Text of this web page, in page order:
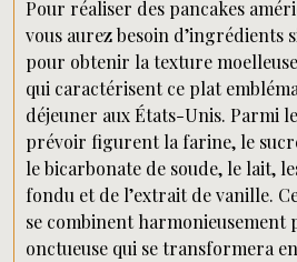
Pour réaliser des pancakes
vous aurez besoin d’ingrédients
pour obtenir la texture
qui caractérisent ce plat
déjeuner aux États-Unis. Parmi
prévoir figurent la farine, le
le bicarbonate de soude, le lait,
fondu et de l’extrait de vanille.
se combinent harmonieusement
onctueuse qui se transformera